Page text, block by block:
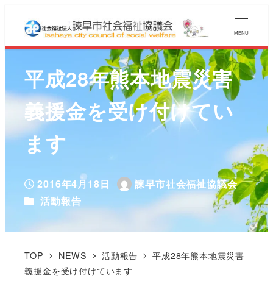
MENU
平成28年熊本地震災害
義援金を受け付けてい
ます
投稿日
2016年4月18日
著
者
諫早市社会福祉協議会
カテゴリー
活動報告
TOP NEWS 活動報告
平成28年熊本地震災害
義援金を受け付けています